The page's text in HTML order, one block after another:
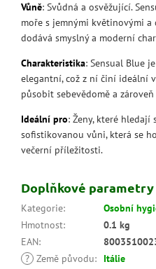
Vůně: Svůdná a osvěžující.
moře s jemnými květinovými
dodává smyslný a moderní
Charakteristika: Sensual Blue
elegantní, což z ní činí ideální
působit sebevědomě a
Ideální pro: Ženy, které hledají
sofistikovanou vůni, která se
večerní příležitosti.
Doplňkové parametry
Kategorie:
Osobní
Hmotnost:
0.1 kg
EAN:
? Země původu: Itálie